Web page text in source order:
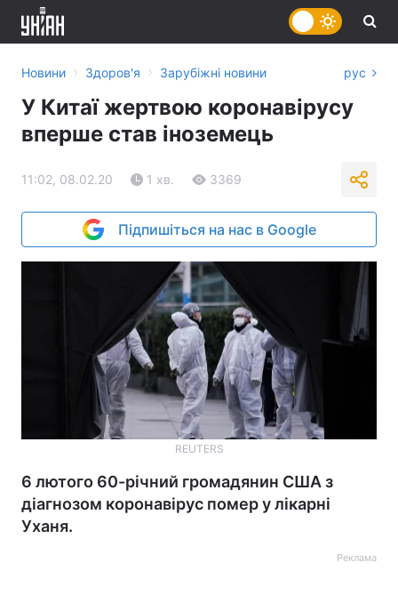
Новини › Здоров'я › Зарубіжні новини рус
У Китаї жертвою коронавірусу
вперше став іноземець
11:02, 08.02.20 1 хв. 3369
Підпишіться на нас в Google
REUTERS
6 лютого 60-річний громадянин США з
діагнозом коронавірус помер у лікарні
Уханя.
Реклама